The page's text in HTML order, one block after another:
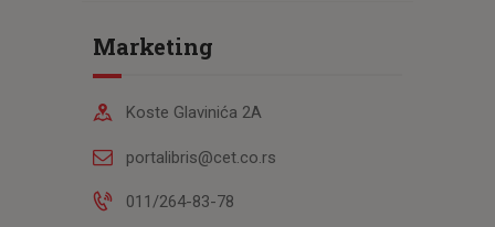
Marketing
Koste Glavinića 2A
portalibris@cet.co.rs
011/264-83-78